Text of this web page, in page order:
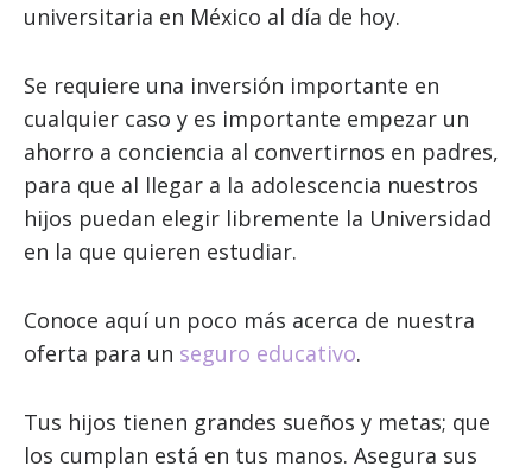
universitaria en México al día de hoy.
Se requiere una inversión importante en
cualquier caso y es importante empezar un
ahorro a conciencia al convertirnos en padres,
para que al llegar a la adolescencia nuestros
hijos puedan elegir libremente la Universidad
en la que quieren estudiar.
Conoce aquí un poco más acerca de nuestra
oferta para un seguro educativo.
Tus hijos tienen grandes sueños y metas; que
los cumplan está en tus manos. Asegura sus